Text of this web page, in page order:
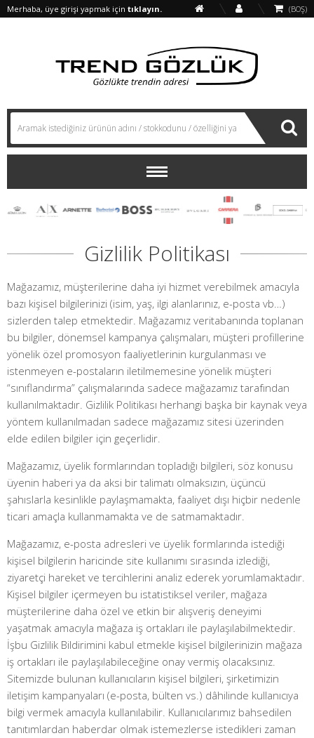
(BOŞ)
Merhaba, üye girişi yapmak için tıklayın.
Gizlilik Politikası
Mağazamız, müşterilerine daha iyi hizmet verebilmek amacıyla
bazı kişisel bilgilerinizi (isim, yaş, ilgi alanlarınız, e-posta vb…)
sizlerden talep etmektedir. Mağazamız veritabanında toplanan
bu bilgiler, dönemsel kampanya çalışmaları, müşteri profillerine
yönelik özel promosyon faaliyetlerinin kurgulanması ve
istenmeyen e-postaların iletilmemesine yönelik müşteri
“sınıflandırma” çalışmalarında sadece mağazamız tarafından
kullanılmaktadır. Gizlilik Politikası herhangi başka bir kaynak veya
yöntem kullanılmadan sadece mağazamız sitesi üzerinden
elde edilen bilgiler için geçerlidir.
Mağazamız, üyelik formlarından topladığı bilgileri, söz konusu
üyenin haberi ya da aksi bir talimatı olmaksızın, üçüncü
şahıslarla kesinlikle paylaşmamakta, faaliyet dışı hiçbir nedenle
ticari amaçla kullanmamakta ve de satmamaktadır.
Mağazamız, e-posta adresleri ve üyelik formlarında istediği
kişisel bilgilerin haricinde site kullanımı sırasında izlediği,
ziyaretçi hareket ve tercihlerini analiz ederek yorumlamaktadır.
Kişisel bilgiler içermeyen bu istatistiksel veriler, mağaza
müşterilerine daha özel ve etkin bir alışveriş deneyimi
yaşatmak amacıyla mağaza iş ortakları ile paylaşılabilmektedir.
İşbu Gizlilik Bildirimini kabul etmekle kişisel bilgilerinizin mağaza
iş ortakları ile paylaşılabileceğine onay vermiş olacaksınız.
Sitemizde bulunan kullanıcıların kişisel bilgileri, şirketimizin
iletişim kampanyaları (e-posta, bülten vs.) dâhilinde kullanıcıya
bilgi vermek amacıyla kullanılabilir. Kullanıcılarımız bahsedilen
tanıtımlardan haberdar olmak istemezlerse istedikleri zaman